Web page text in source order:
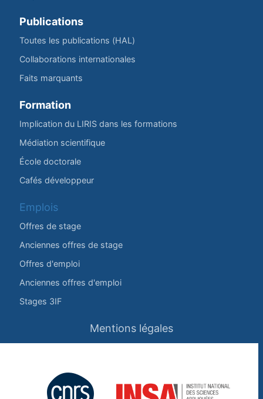
Publications
Toutes les publications (HAL)
Collaborations internationales
Faits marquants
Formation
Implication du LIRIS dans les formations
Médiation scientifique
École doctorale
Cafés développeur
Emplois
Offres de stage
Anciennes offres de stage
Offres d'emploi
Anciennes offres d'emploi
Stages 3IF
Mentions légales